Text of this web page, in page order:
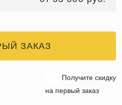
ЗАКАЗ
Получите скидку
на первый заказ